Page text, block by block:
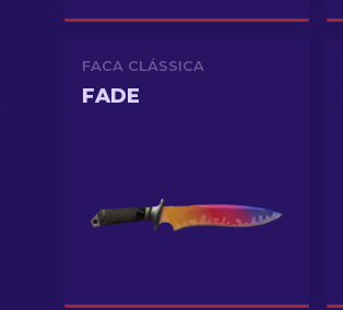
FACA CLÁSSICA
FADE